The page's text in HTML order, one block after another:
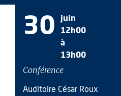
30
juin
12h00
à
13h00
Conférence
Auditoire César Roux